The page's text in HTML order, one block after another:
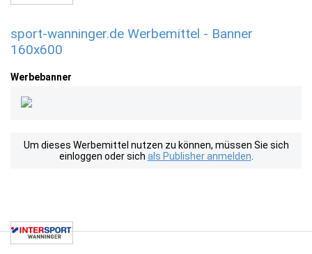
sport-wanninger.de Werbemittel - Banner
160x600
Werbebanner
Um dieses Werbemittel nutzen zu können, müssen Sie sich
einloggen oder sich als Publisher anmelden